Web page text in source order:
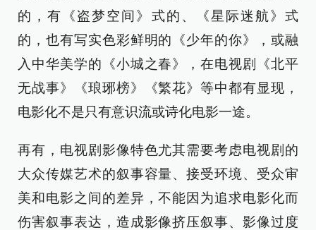
的，有《盗梦空间》式的、《星际迷航》式
的，也有写实色彩鲜明的《少年的你》，或融
入中华美学的《小城之春》，在电视剧《北平
无战事》《琅琊榜》《繁花》等中都有显现，
电影化不是只有意识流或诗化电影一途。
再有，电视剧影像特色尤其需要考虑电视剧的
大众传媒艺术的叙事容量、接受环境、受众审
美和电影之间的差异，不能因为追求电影化而
伤害叙事表达，造成影像挤压叙事、影像过度